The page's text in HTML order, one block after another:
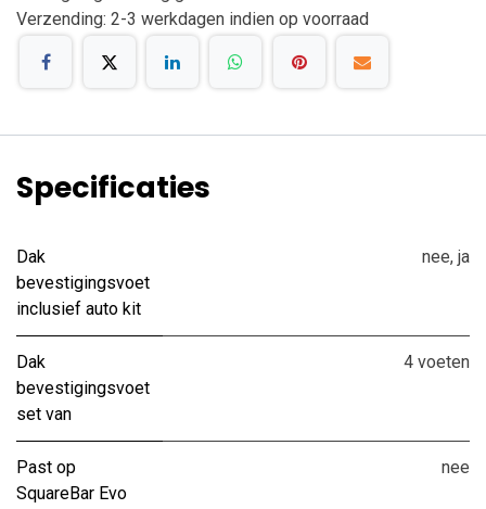
Verzending: 2-3 werkdagen indien op voorraad
Specificaties
Dak
bevestigingsvoet
inclusief auto kit
nee, ja
Dak
bevestigingsvoet
set van
4 voeten
Past op
SquareBar Evo
nee